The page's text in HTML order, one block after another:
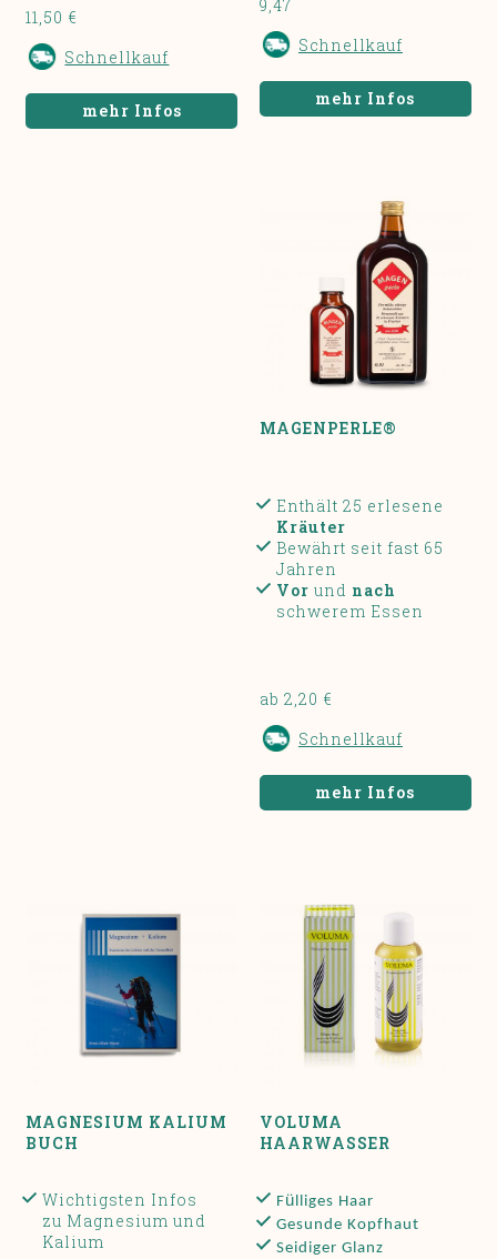
11,50 €
Schnellkauf
mehr Infos
9,47
Schnellkauf
mehr Infos
MAGENPERLE®
Enthält 25 erlesene
Kräuter
Bewährt seit fast 65
Jahren
Vor und nach
schwerem Essen
ab 2,20 €
Schnellkauf
mehr Infos
MAGNESIUM KALIUM
BUCH
Wichtigsten Infos
zu Magnesium und
Kalium
VOLUMA
HAARWASSER
Fülliges Haar
Gesunde Kopfhaut
Seidiger Glanz